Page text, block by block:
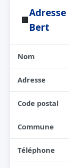
🏢
Bert
Nom
Adresse
Code postal
Commune
Téléphone